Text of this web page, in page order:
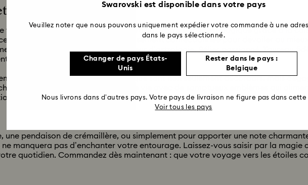
décorations Zodiac
votre intérieur tout en mettant en valeur votre signe astrologique grâce à la
de notre collection a été minutieusement confectionnée pour dévoiler au
un intérieur ou combler un amateur d’astrologie. Bélier passionné, Taureau
dans notre collection Zodiac.
reflétant les signes du zodiaque sont non seulement décoratifs, mais
Agrémentez votre espace de vie avec de somptueux emblèmes qui
une pendaison de crémaillère, ou simplement pour apporter une note
ne manquera pas d’enchanter votre entourage. Laissez-vous saisir par la
quotidien. Commandez dès maintenant : que votre voyage vers les étoiles
Swarovski est disponible dans votre pays
Veuillez noter que nous pouvons uniquement expédier votre commande à une
dans le pays sélectionné.
Changer de pays États-
Unis
Rester dans le pays :
Belgique
Nous livrons dans d’autres pays. Votre pays de livraison ne figure pas dans cette
Voir tous les pays